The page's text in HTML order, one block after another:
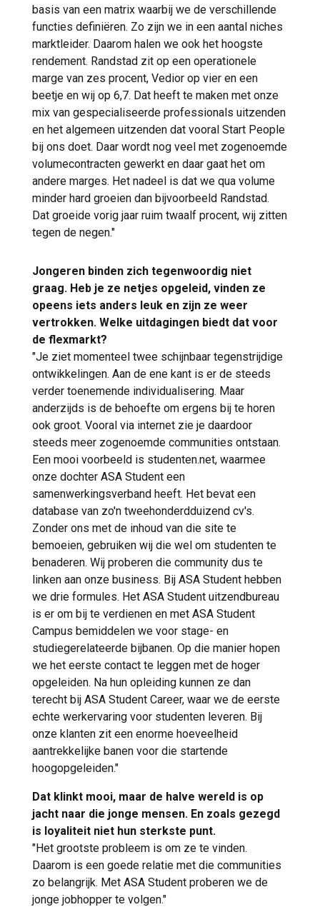
basis van een matrix waarbij we de verschillende
functies definiëren. Zo zijn we in een aantal niches
marktleider. Daarom halen we ook het hoogste
rendement. Randstad zit op een operationele
marge van zes procent, Vedior op vier en een
beetje en wij op 6,7. Dat heeft te maken met onze
mix van gespecialiseerde professionals uitzenden
en het algemeen uitzenden dat vooral Start People
bij ons doet. Daar wordt nog veel met zogenoemde
volumecontracten gewerkt en daar gaat het om
andere marges. Het nadeel is dat we qua volume
minder hard groeien dan bijvoorbeeld Randstad.
Dat groeide vorig jaar ruim twaalf procent, wij zitten
tegen de negen."
Jongeren binden zich tegenwoordig niet
graag. Heb je ze netjes opgeleid, vinden ze
opeens iets anders leuk en zijn ze weer
vertrokken. Welke uitdagingen biedt dat voor
de flexmarkt?
"Je ziet momenteel twee schijnbaar tegenstrijdige
ontwikkelingen. Aan de ene kant is er de steeds
verder toenemende individualisering. Maar
anderzijds is de behoefte om ergens bij te horen
ook groot. Vooral via internet zie je daardoor
steeds meer zogenoemde communities ontstaan.
Een mooi voorbeeld is studenten.net, waarmee
onze dochter ASA Student een
samenwerkingsverband heeft. Het bevat een
database van zo'n tweehonderdduizend cv's.
Zonder ons met de inhoud van die site te
bemoeien, gebruiken wij die wel om studenten te
benaderen. Wij proberen die community dus te
linken aan onze business. Bij ASA Student hebben
we drie formules. Het ASA Student uitzendbureau
is er om bij te verdienen en met ASA Student
Campus bemiddelen we voor stage- en
studiegerelateerde bijbanen. Op die manier hopen
we het eerste contact te leggen met de hoger
opgeleiden. Na hun opleiding kunnen ze dan
terecht bij ASA Student Career, waar we de eerste
echte werkervaring voor studenten leveren. Bij
onze klanten zit een enorme hoeveelheid
aantrekkelijke banen voor die startende
hoogopgeleiden."
Dat klinkt mooi, maar de halve wereld is op
jacht naar die jonge mensen. En zoals gezegd
is loyaliteit niet hun sterkste punt.
"Het grootste probleem is om ze te vinden.
Daarom is een goede relatie met die communities
zo belangrijk. Met ASA Student proberen we de
jonge jobhopper te volgen."